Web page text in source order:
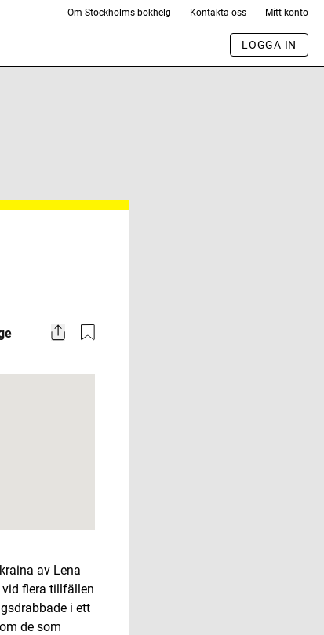
Om Stockholms bokhelg Kontakta oss Mitt konto
LOGGA IN
Share
av Lena
flera tillfällen
i ett
de som